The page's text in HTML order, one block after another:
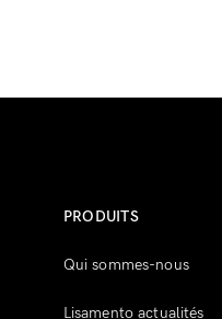
PRODUITS
Qui sommes-nous
Lisamento actualités